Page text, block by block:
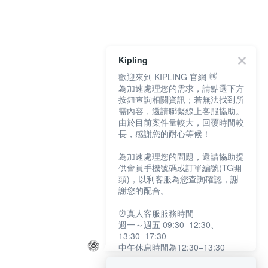
Kipling
歡迎來到 KIPLING 官網 👋
為加速處理您的需求，請點選下方
按鈕查詢相關資訊；若無法找到所
需內容，還請聯繫線上客服協助。
由於目前案件量較大，回覆時間較
長，感謝您的耐心等候！
為加速處理您的問題，還請協助提
供會員手機號碼或訂單編號(TG開
頭)，以利客服為您查詢確認，謝
謝您的配合。
⏰真人客服服務時間
週一～週五 09:30–12:30、
13:30–17:30
中午休息時間為12:30–13:30